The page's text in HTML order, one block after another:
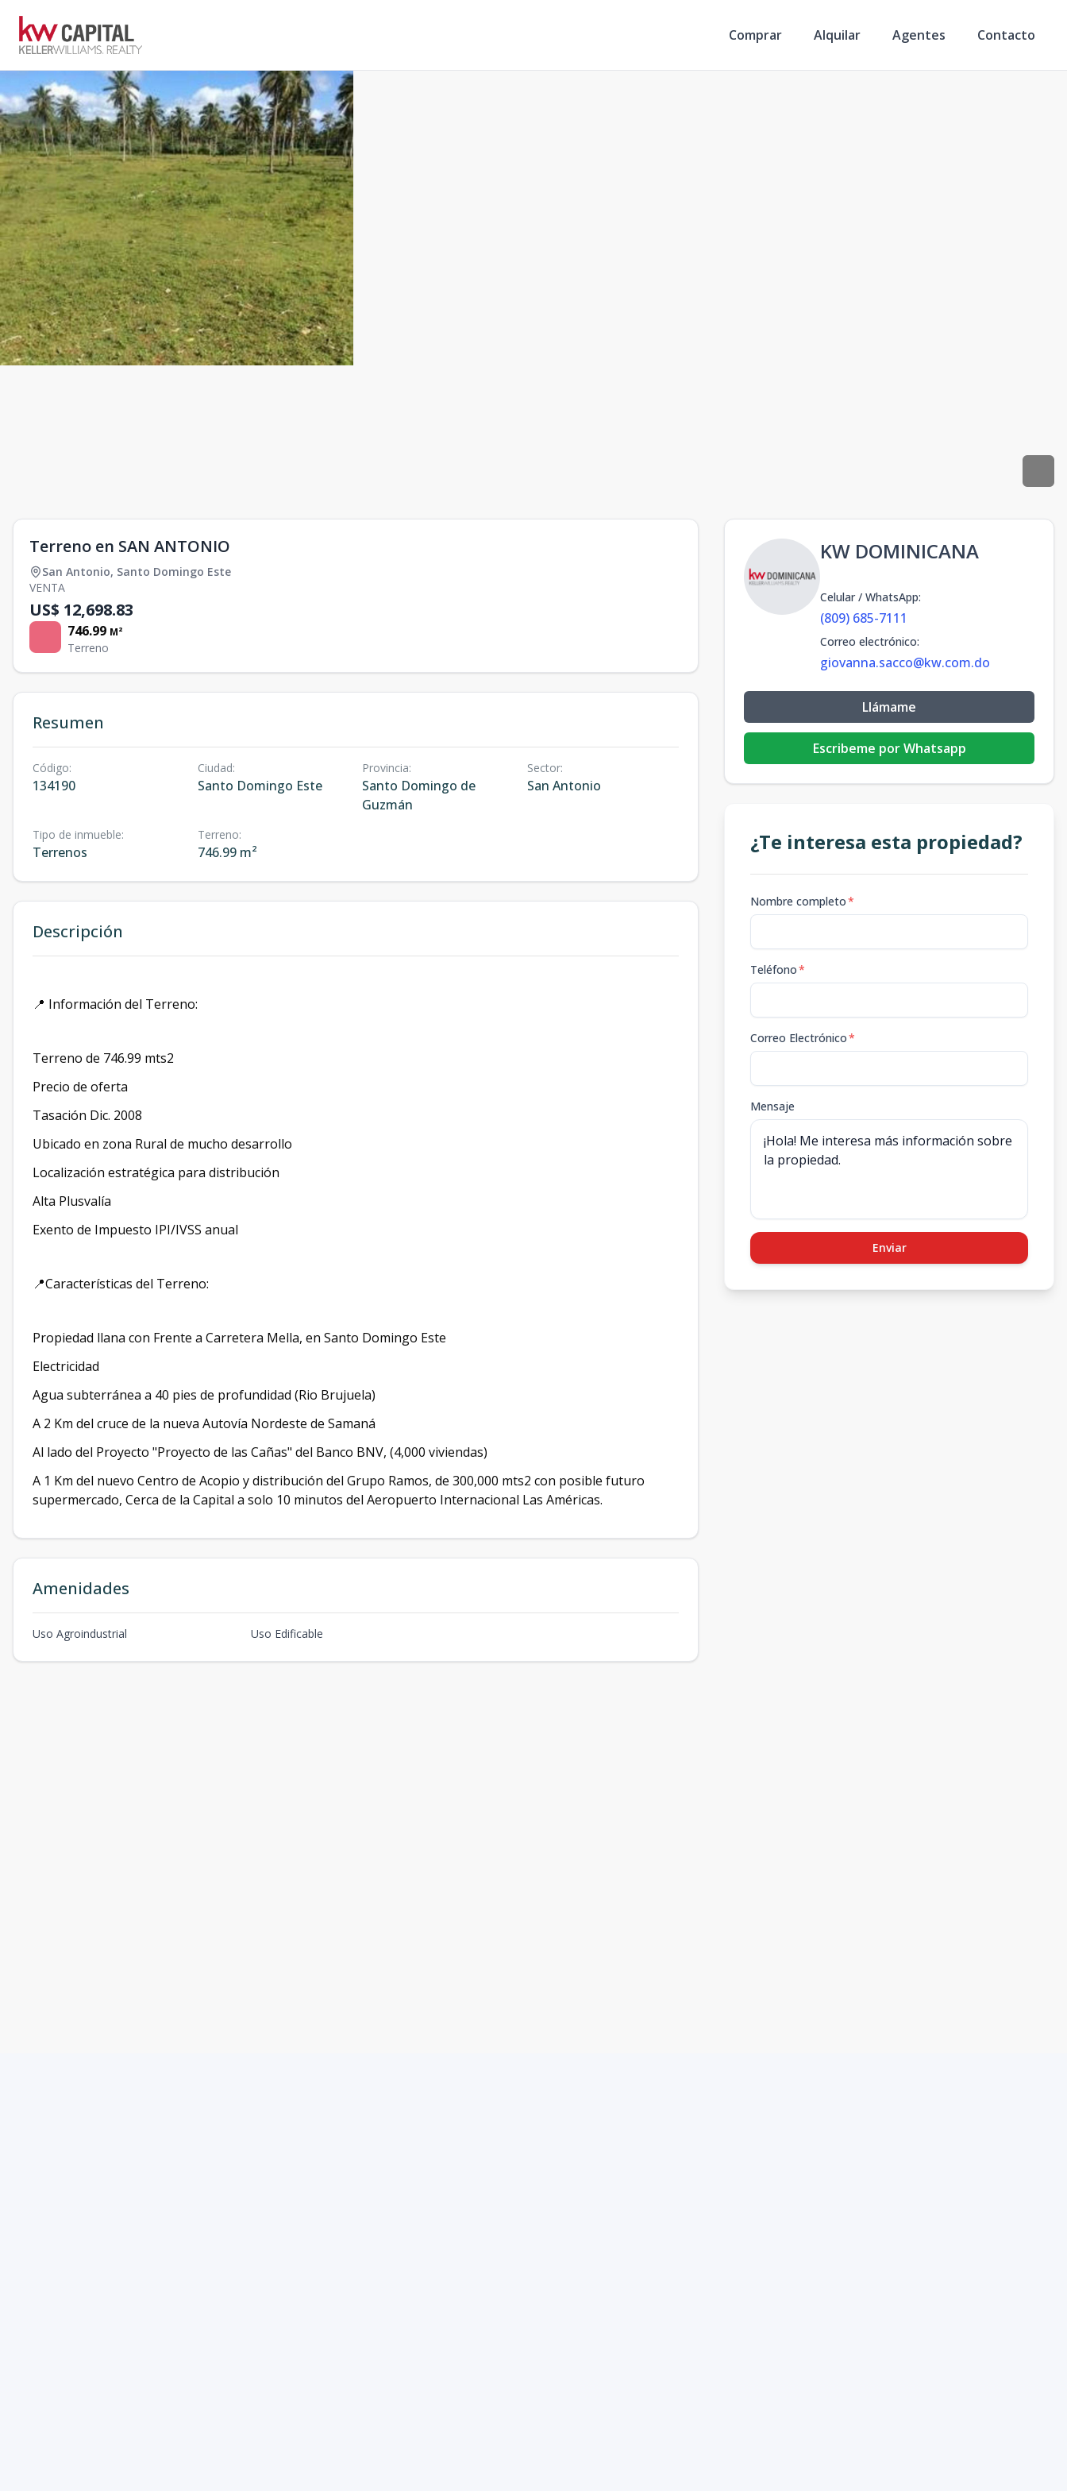
Comprar Alquilar Agentes Contacto
Terreno en SAN ANTONIO
San Antonio, Santo Domingo Este
VENTA
US$ 12,698.83
746.99 M²
Terreno
Resumen
Código:
134190
Ciudad:
Santo Domingo Este
Provincia:
Santo Domingo de
Guzmán
Sector:
San Antonio
Tipo de inmueble:
Terrenos
Terreno:
746.99 m²
Descripción
📍 Información del Terreno:
Terreno de 746.99 mts2
Precio de oferta
Tasación Dic. 2008
Ubicado en zona Rural de mucho desarrollo
Localización estratégica para distribución
Alta Plusvalía
Exento de Impuesto IPI/IVSS anual
📍Características del Terreno:
Propiedad llana con Frente a Carretera Mella, en Santo Domingo Este
Electricidad
Agua subterránea a 40 pies de profundidad (Rio Brujuela)
A 2 Km del cruce de la nueva Autovía Nordeste de Samaná
Al lado del Proyecto "Proyecto de las Cañas" del Banco BNV, (4,000 viviendas)
A 1 Km del nuevo Centro de Acopio y distribución del Grupo Ramos, de 300,000 mts2 con posible futuro
supermercado, Cerca de la Capital a solo 10 minutos del Aeropuerto Internacional Las Américas.
Amenidades
Uso Agroindustrial Uso Edificable
KW DOMINICANA
Celular / WhatsApp:
(809) 685-7111
Correo electrónico:
giovanna.sacco@kw.com.do
Llámame
Escribeme por Whatsapp
¿Te interesa esta propiedad?
Nombre completo*
Teléfono*
Correo Electrónico*
Mensaje
Enviar